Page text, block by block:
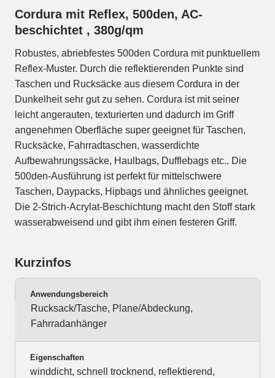
Cordura mit Reflex, 500den, AC-
beschichtet , 380g/qm
Robustes, abriebfestes 500den Cordura mit punktuellem
Reflex-Muster. Durch die reflektierenden Punkte sind
Taschen und Rucksäcke aus diesem Cordura in der
Dunkelheit sehr gut zu sehen. Cordura ist mit seiner
leicht angerauten, texturierten und dadurch im Griff
angenehmen Oberfläche super geeignet für Taschen,
Rucksäcke, Fahrradtaschen, wasserdichte
Aufbewahrungssäcke, Haulbags, Dufflebags etc.. Die
500den-Ausführung ist perfekt für mittelschwere
Taschen, Daypacks, Hipbags und ähnliches geeignet.
Die 2-Strich-Acrylat-Beschichtung macht den Stoff stark
wasserabweisend und gibt ihm einen festeren Griff.
Kurzinfos
Anwendungsbereich
Rucksack/Tasche, Plane/Abdeckung,
Fahrradanhänger
Eigenschaften
winddicht, schnell trocknend, reflektierend,